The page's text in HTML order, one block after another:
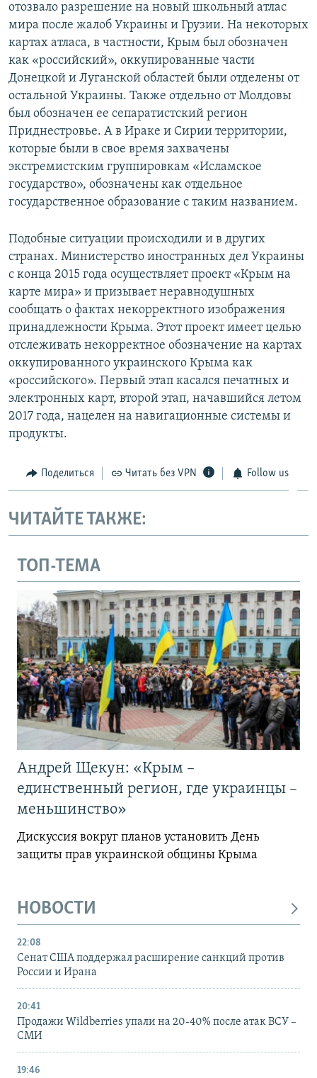
отозвало разрешение на новый школьный атлас
мира после жалоб Украины и Грузии. На некоторых
картах атласа, в частности, Крым был обозначен
как «российский», оккупированные части
Донецкой и Луганской областей были отделены от
остальной Украины. Также отдельно от Молдовы
был обозначен ее сепаратистский регион
Приднестровье. А в Ираке и Сирии территории,
которые были в свое время захвачены
экстремистским группировкам «Исламское
государство», обозначены как отдельное
государственное образование с таким названием.
Подобные ситуации происходили и в других
странах. Министерство иностранных дел Украины
с конца 2015 года осуществляет проект «Крым на
карте мира» и призывает неравнодушных
сообщать о фактах некорректного изображения
принадлежности Крыма. Этот проект имеет целью
отслеживать некорректное обозначение на картах
оккупированного украинского Крыма как
«российского». Первый этап касался печатных и
электронных карт, второй этап, начавшийся летом
2017 года, нацелен на навигационные системы и
продукты.
Поделиться Читать без VPN Follow us
ЧИТАЙТЕ ТАКЖЕ:
ТОП-ТЕМА
Андрей Щекун: «Крым –
единственный регион, где украинцы –
меньшинство»
Дискуссия вокруг планов установить День
защиты прав украинской общины Крыма
НОВОСТИ
22:08
Сенат США поддержал расширение санкций против
России и Ирана
20:41
Продажи Wildberries упали на 20-40% после атак ВСУ –
СМИ
19:46